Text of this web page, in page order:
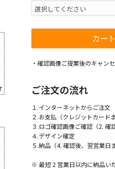
・確認画像ご提案後のキャン
ご注文の流れ
１.インターネットからご注文
２.お支払（クレジットカード
３.ロゴ確認画像ご確認（2. 確
４.デザイン確定
５.納品（4. 確認後、翌営業日
※ 最短 2 営業日以内に納品いた